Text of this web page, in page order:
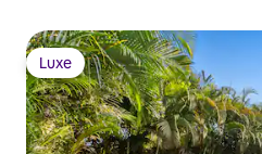
Luxe
Luxe